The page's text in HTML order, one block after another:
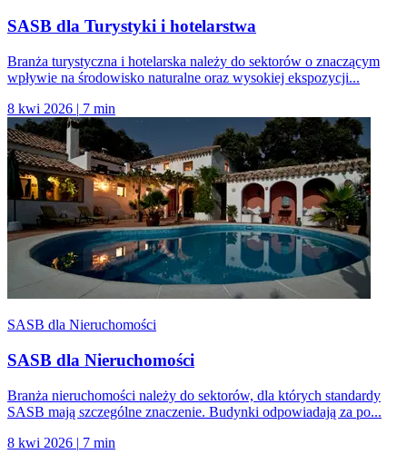
SASB dla Turystyki i hotelarstwa
Branża turystyczna i hotelarska należy do sektorów o znaczącym
wpływie na środowisko naturalne oraz wysokiej ekspozycji...
8 kwi 2026 | 7 min
SASB dla Nieruchomości
SASB dla Nieruchomości
Branża nieruchomości należy do sektorów, dla których standardy
SASB mają szczególne znaczenie. Budynki odpowiadają za po...
8 kwi 2026 | 7 min